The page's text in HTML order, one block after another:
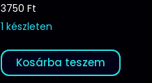
3750Ft
1 készleten
Kosárba teszem